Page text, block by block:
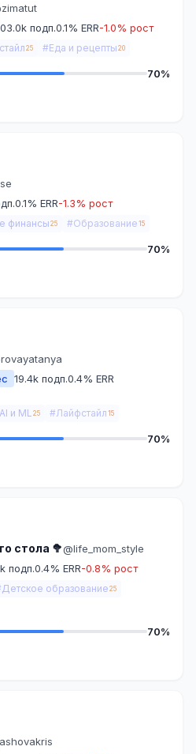
подп.0.1% ERR-1.0% рост
25 #Еда и рецепты 20
70%
0.1% ERR-1.3% рост
финансы25 #Образование 15
70%
19.4k подп.0.4% ERR
и ML25 #Лайфстайл 15
70%
стола 🥦@life_mom_style
подп.0.4% ERR-0.8% рост
образование 25
70%